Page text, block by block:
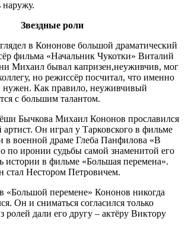
наружу.
Звездные роли
в Кононове большой драматический
фильма «Начальник Чукотки» Виталий
Михаил бывал капризен,неуживчив, мог
но режиссёр посчитал, что именно
нужен. Как правило, неуживчивый
с большим талантом.
Бычкова Михаил Кононов прославился
артист. Он играл у Тарковского в фильме
в военной драме Глеба Панфилова «В
по иронии судьбы самой знаменитой его
истории в фильме «Большая перемена».
стал Нестором Петровичем.
перемене» Кононов никогда
Он и сниматься согласился только
ролей дали его другу – актёру Виктору